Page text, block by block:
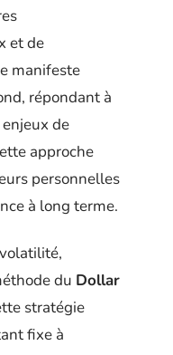
et de
manifeste
répondant à
de
approche
personnelles
à long terme.
du Dollar
stratégie
fixe à